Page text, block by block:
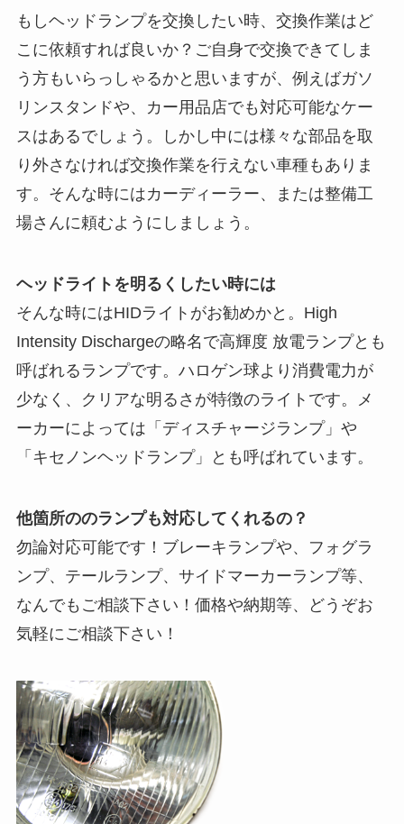
もしヘッドランプを交換したい時、交換作業はど
こに依頼すれば良いか？ご自身で交換できてしま
う方もいらっしゃるかと思いますが、例えばガソ
リンスタンドや、カー用品店でも対応可能なケー
スはあるでしょう。しかし中には様々な部品を取
り外さなければ交換作業を行えない車種もありま
す。そんな時にはカーディーラー、または整備工
場さんに頼むようにしましょう。
ヘッドライトを明るくしたい時には
そんな時にはHIDライトがお勧めかと。High
Intensity Dischargeの略名で高輝度 放電ランプとも
呼ばれるランプです。ハロゲン球より消費電力が
少なく、クリアな明るさが特徴のライトです。メ
ーカーによっては「ディスチャージランプ」や
「キセノンヘッドランプ」とも呼ばれています。
他箇所ののランプも対応してくれるの？
勿論対応可能です！ブレーキランプや、フォグラ
ンプ、テールランプ、サイドマーカーランプ等、
なんでもご相談下さい！価格や納期等、どうぞお
気軽にご相談下さい！